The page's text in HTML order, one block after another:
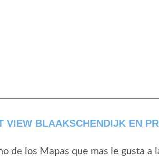
VIEW BLAAKSCHENDIJK EN
de los Mapas que mas le gusta a